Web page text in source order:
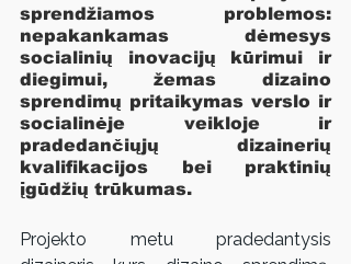
sprendžiamos problemos:
nepakankamas dėmesys
socialinių inovacijų kūrimui ir
diegimui, žemas dizaino
sprendimų pritaikymas verslo ir
socialinėje veikloje ir
pradedančiųjų dizainerių
kvalifikacijos bei praktinių
įgūdžių trūkumas.
Projekto metu pradedantysis